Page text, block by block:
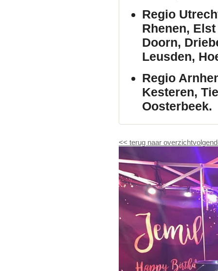
Regio
Rhenen,
Doorn,
Leusden,
Regio
Kesteren,
Oosterbeek.
<< terug naar overzicht